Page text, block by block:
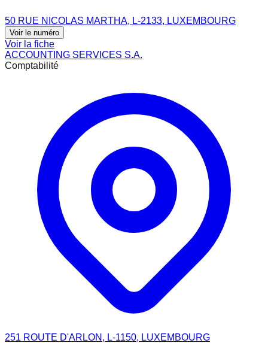
50 RUE NICOLAS MARTHA, L-2133, LUXEMBOURG
Voir le numéro
Voir la fiche
ACCOUNTING SERVICES S.A.
Comptabilité
251 ROUTE D'ARLON, L-1150, LUXEMBOURG